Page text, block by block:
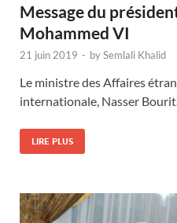
Message du
Mohammed VI
21 juin 2019 - bySemlali Khalid
Le ministre des Affaires
internationale, Nasser
LIRE PLUS